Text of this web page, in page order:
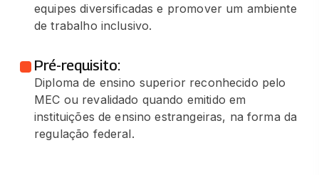
equipes diversificadas e promover um ambiente
de trabalho inclusivo.
Pré-requisito:
Diploma de ensino superior reconhecido pelo
MEC ou revalidado quando emitido em
instituições de ensino estrangeiras, na forma da
regulação federal.